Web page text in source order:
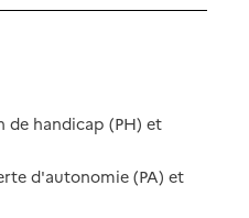
de handicap (PH) et
d'autonomie (PA) et